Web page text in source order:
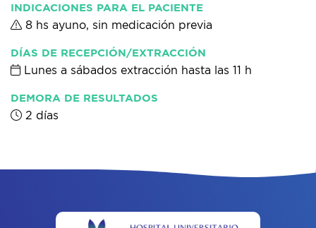
INDICACIONES PARA EL PACIENTE
8 hs ayuno, sin medicación previa
DÍAS DE RECEPCIÓN/EXTRACCIÓN
Lunes a sábados extracción hasta las 11 h
DEMORA DE RESULTADOS
2 días